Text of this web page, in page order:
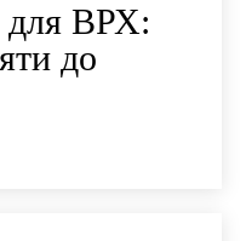
для ВРХ:
до